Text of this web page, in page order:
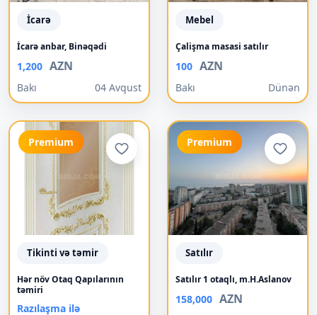
İcarə
İcarə anbar, Binəqədi
1,200 AZN
Bakı 04 Avqust
Mebel
Çalişma masasi satılır
100 AZN
Bakı Dünən
Premium
Tikinti və təmir
Hər növ Otaq Qapılarının
təmiri
Razılaşma ilə
Premium
Satılır
Satılır 1 otaqlı, m.H.Aslanov
158,000 AZN